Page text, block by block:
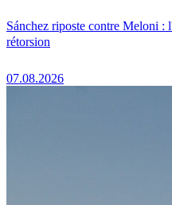
Sánchez riposte contre Meloni :
rétorsion
07.08.2026